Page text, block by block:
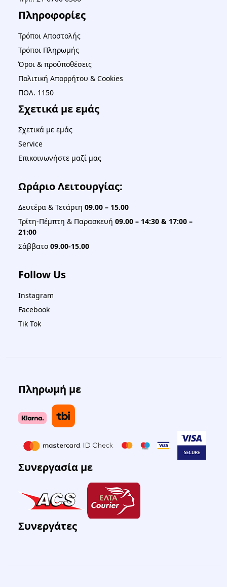
Πληροφορίες
Τρόποι Αποστολής
Τρόποι Πληρωμής
Όροι & προϋποθέσεις
Πολιτική Απορρήτου & Cookies
ΠΟΛ. 1150
Σχετικά με εμάς
Σχετικά με εμάς
Service
Επικοινωνήστε μαζί μας
Ωράριο Λειτουργίας:
Δευτέρα & Τετάρτη 09.00 – 15.00
Τρίτη-Πέμπτη & Παρασκευή 09.00 – 14:30 & 17:00 –
21:00
Σάββατο 09.00-15.00
Follow Us
Instagram
Facebook
Tik Tok
Πληρωμή με
Συνεργασία με
Συνεργάτες